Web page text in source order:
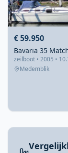
€ 59.950
zeilboot • 2005 •
Medemblik